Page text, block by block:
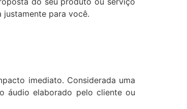
para você.
imediato. Considerada uma
áudio elaborado pelo cliente ou